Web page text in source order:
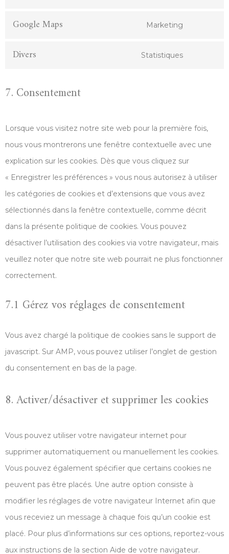
Google Maps
Marketing
Divers Statistiques
7. Consentement
Lorsque vous visitez notre site web pour la première fois,
nous vous montrerons une fenêtre contextuelle avec une
explication sur les cookies. Dès que vous cliquez sur
« Enregistrer les préférences » vous nous autorisez à utiliser
les catégories de cookies et d’extensions que vous avez
sélectionnés dans la fenêtre contextuelle, comme décrit
dans la présente politique de cookies. Vous pouvez
désactiver l’utilisation des cookies via votre navigateur, mais
veuillez noter que notre site web pourrait ne plus fonctionner
correctement.
7.1 Gérez vos réglages de consentement
Vous avez chargé la politique de cookies sans le support de
javascript. Sur AMP, vous pouvez utiliser l’onglet de gestion
du consentement en bas de la page.
8. Activer/désactiver et supprimer les cookies
Vous pouvez utiliser votre navigateur internet pour
supprimer automatiquement ou manuellement les cookies.
Vous pouvez également spécifier que certains cookies ne
peuvent pas être placés. Une autre option consiste à
modifier les réglages de votre navigateur Internet afin que
vous receviez un message à chaque fois qu’un cookie est
placé. Pour plus d’informations sur ces options, reportez-vous
aux instructions de la section Aide de votre navigateur.